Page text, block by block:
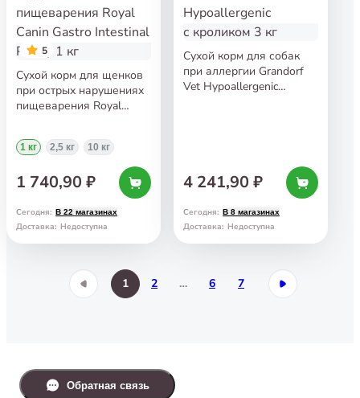
5
Сухой корм для щенков
при острых нарушениях
пищеварения Royal
Puppy 1 кг
1 кг 2,5 кг 10 кг
1 740,90 ₽
Сегодня: В 22 магазинах
Доставка: Недоступна
Сухой корм для собак
при аллергии Grandorf
Vet Hypoallergenic
4 241,90 ₽
Сегодня: В 8 магазинах
Доставка: Недоступна
1 2 … 6 7
Обратная связь